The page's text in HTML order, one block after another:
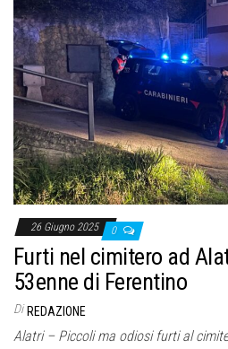
26 Giugno 2025 0
Furti nel cimitero ad
53enne di Ferentino
Di REDAZIONE
Alatri – Piccoli ma odiosi furti al